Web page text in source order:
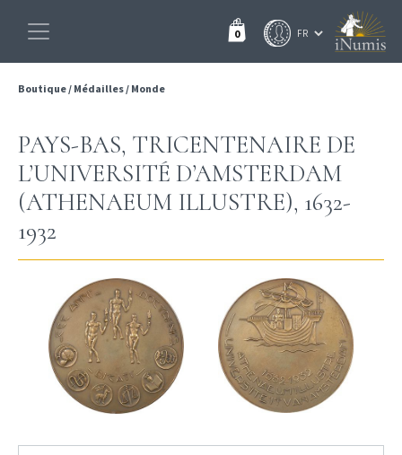
0
Boutique/ Médailles/ Monde
PAYS-BAS, TRICENTENAIRE DE
L’UNIVERSITÉ D’AMSTERDAM
(ATHENAEUM ILLUSTRE), 1632-
1932